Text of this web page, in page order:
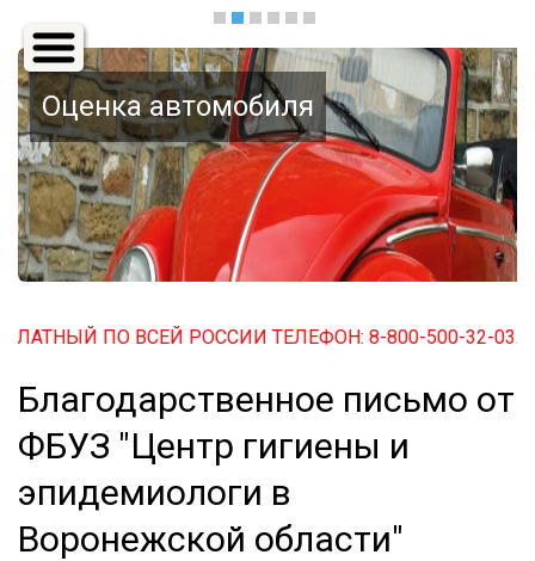
Основная
навигация
Оценка автомобиля
ПО ВСЕЙ РОССИИ ТЕЛЕФОН: 8-800-500-32-03.
Благодарственное письмо от
ФБУЗ "Центр гигиены и
эпидемиологи в
Воронежской области"